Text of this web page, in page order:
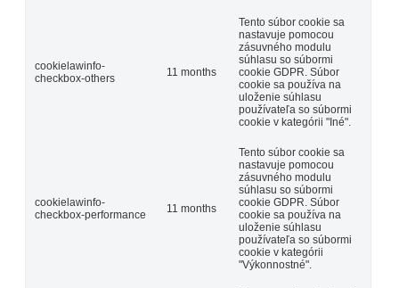
cookielawinfo-
checkbox-others
11 months
Tento súbor cookie sa
nastavuje pomocou
zásuvného modulu
súhlasu so súbormi
cookie GDPR. Súbor
cookie sa používa na
uloženie súhlasu
používateľa so súbormi
cookie v kategórii "Iné".
cookielawinfo-
checkbox-performance
11 months
Tento súbor cookie sa
nastavuje pomocou
zásuvného modulu
súhlasu so súbormi
cookie GDPR. Súbor
cookie sa používa na
uloženie súhlasu
používateľa so súbormi
cookie v kategórii
"Výkonnostné".